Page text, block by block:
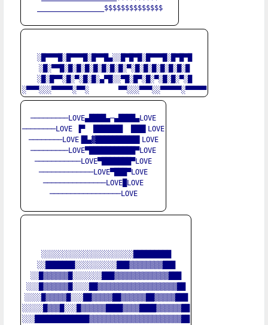
________________$$$$$$$$$$$$$$
░█▀▀▀█░█▀▀▀█░█▀▀█▄░░█▀█▀█░█▀▀▀█░█▀█▀█
░█░▀▀█░█░█░█░█░█░█░█░▀░█░█░█░█░█░█░█
░█░█▀▀░█░▀░█░█░▄▀█░░▀█░█▀░█░▀░█░█░▀░█
─────────LOVE▄████▄─▄████▄LOVE
────────LOVE ▐▀  ███████  ███▌LOVE
────────LOVE▐█▄▓██████████▌LOVE
─────────LOVE▀███████████▀LOVE
───────────LOVE▀███████▀LOVE
─────────────LOVE▀███▀LOVE
───────────────LOVE█LOVE
─────────────────LOVE
░░░░░░░░░░░░░░░░░░░░░░█████████
░░███████░░░░░░░░░░███▒▒▒▒▒▒▒▒███
░░█▒▒▒▒▒▒█░░░░░░░███▒▒▒▒▒▒▒▒▒▒▒▒▒███
░░░█▒▒▒▒▒▒█░░░░██▒▒▒▒▒▒▒▒▒▒▒▒▒▒▒▒▒▒▒██
░░░░█▒▒▒▒▒█░░░██▒▒▒▒▒██▒▒▒▒▒▒██▒▒▒▒▒███
░░░░░█▒▒▒█░░░█▒▒▒▒▒▒████▒▒▒▒████▒▒▒▒▒▒██
░░░█████████████▒▒▒▒▒▒▒▒▒▒▒▒▒▒▒▒▒▒▒▒▒▒██